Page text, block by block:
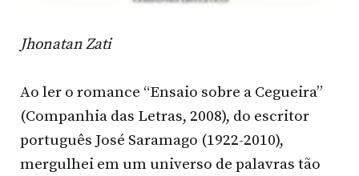
Jhonatan Zati
Ao ler o romance “Ensaio sobre a Cegueira”
(Companhia das Letras, 2008), do escritor
português José Saramago (1922-2010),
mergulhei em um universo de palavras tão